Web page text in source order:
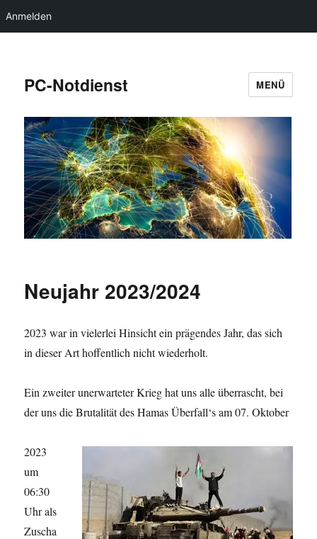
Anmelden
PC-Notdienst MENÜ
Neujahr 2023/2024
2023 war in vielerlei Hinsicht ein prägendes Jahr, das sich
in dieser Art hoffentlich nicht wiederholt.
Ein zweiter unerwarteter Krieg hat uns alle überrascht, bei
der uns die Brutalität des Hamas Überfall‘s am 07. Oktober
2023
um
06:30
Uhr als
Zuscha